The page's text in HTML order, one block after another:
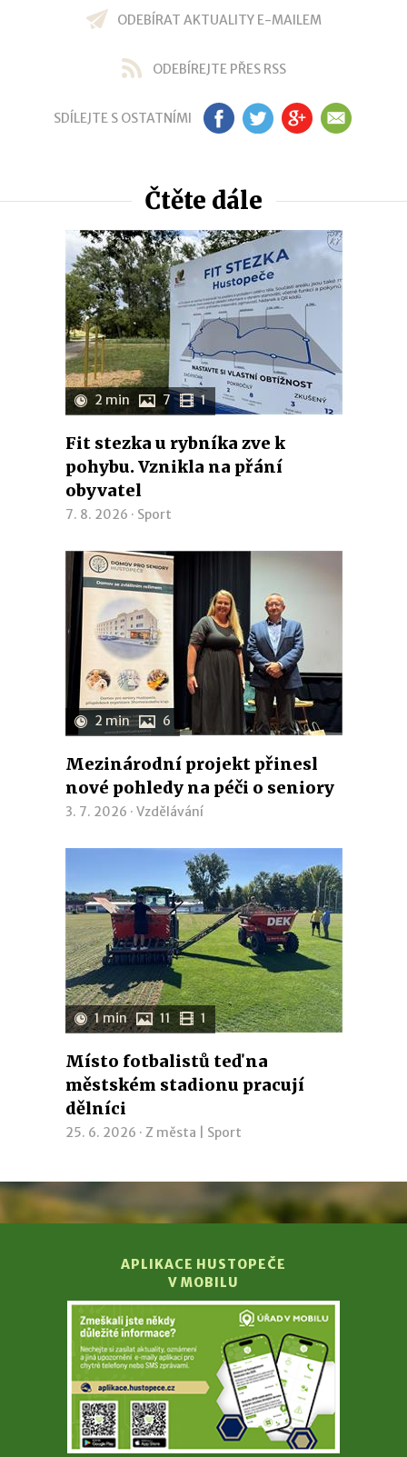
ODEBÍRAT AKTUALITY E-MAILEM
ODEBÍREJTE PŘES RSS
SDÍLEJTE S OSTATNÍMI FB TW GP EM
Čtěte dále
2 min 7 1
Fit stezka u rybníka zve k
pohybu. Vznikla na přání
obyvatel
7. 8. 2026 · Sport
2 min 6
Mezinárodní projekt přinesl
nové pohledy na péči o seniory
3. 7. 2026 · Vzdělávání
1 min 11 1
Místo fotbalistů teď na
městském stadionu pracují
dělníci
25. 6. 2026 · Z města Sport
APLIKACE HUSTOPEČE
V MOBILU